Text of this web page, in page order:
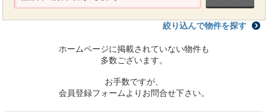
絞り込んで物件を探す
ホームページに掲載されていない物件も
多数ございます。
お手数ですが、
会員登録フォームよりお問合せ下さい。